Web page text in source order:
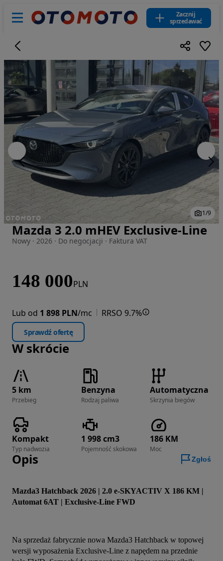
Zacznij
sprzedawać
Zdjęcie 1 z 9
1/9
Mazda 3 2.0 mHEV Exclusive-Line
Nowy · 2026 · Do negocjacji · Faktura VAT
148 000PLN
Lub od 1 898 PLN/mc RRSO 9.7%
Sprawdź ofertę
W skrócie
5 km
Przebieg
Benzyna
Rodzaj paliwa
Automatyczna
Skrzynia biegów
Kompakt
Typ nadwozia
1 998 cm3
Pojemność skokowa
186 KM
Moc
Opis Zgłoś
Mazda3 Hatchback 2026 | 2.0 e-SKYACTIV X 186 KM |
Automat 6AT | Exclusive-Line FWD
Na sprzedaż fabrycznie nowa Mazda3 Hatchback w topowej
wersji wyposażenia Exclusive-Line z napędem na przednie